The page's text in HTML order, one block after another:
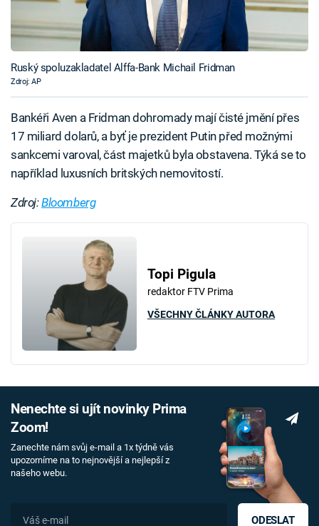
Ruský spoluzakladatel Alffa-Bank Michail Fridman
Zdroj: AP
Bankéři Aven a Fridman dohromady mají čisté jmění přes
17 miliard dolarů, a byť je prezident Putin před možnými
sankcemi varoval, část majetků byla obstavena. Týká se to
například luxusních britských nemovitostí.
Zdroj:Bloomberg
Topi Pigula
redaktor FTV Prima
VŠECHNY ČLÁNKY AUTORA
Nenechte si ujít novinky Prima
Zoom!
Zanechte nám svůj e-mail a 1x týdně vás
upozorníme na to nejnovější a nejlepší z
našeho webu.
ODESLAT